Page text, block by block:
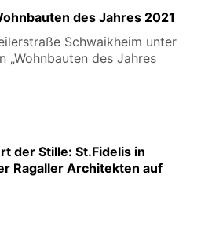
des Jahres 2021
Schwaikheim unter
„Wohnbauten des Jahres
der Stille: St.Fidelis in
Ragaller Architekten auf